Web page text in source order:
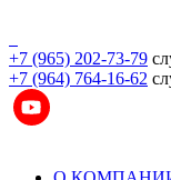
+7 (965) 202-73-79
+7 (964) 764-16-62